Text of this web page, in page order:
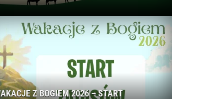
Z BOGIEM 2026 – START